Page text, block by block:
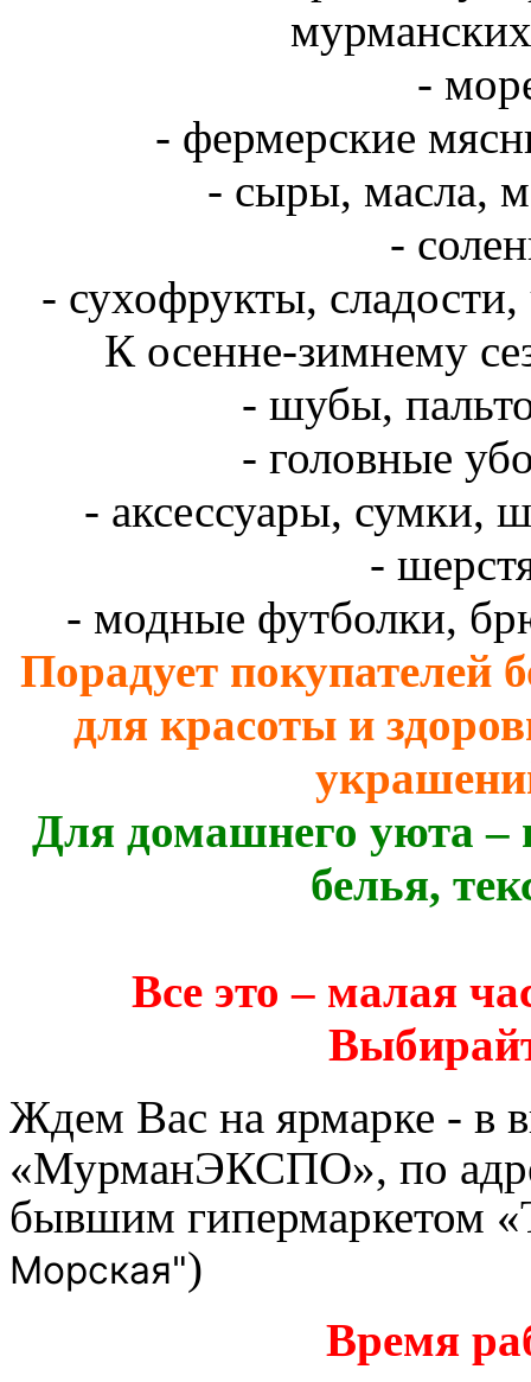
-
- фермерские
- сыры, масла,
-
- сухофрукты,
К осенне-зимнему
- шубы,
- головные
- аксессуары, сумки,
-
- модные футболки,
Порадует покупателей
для красоты и
Для домашнего уюта –
белья,
Все это – малая
Ждем Вас на ярмарке - в
«МурманЭКСПО», по
бывшим гипермаркетом
Морская")
Время